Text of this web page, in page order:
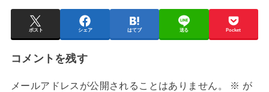
ポスト シェア はてブ 送る Pocket
コメントを残す
メールアドレスが公開されることはありません。 ※ が